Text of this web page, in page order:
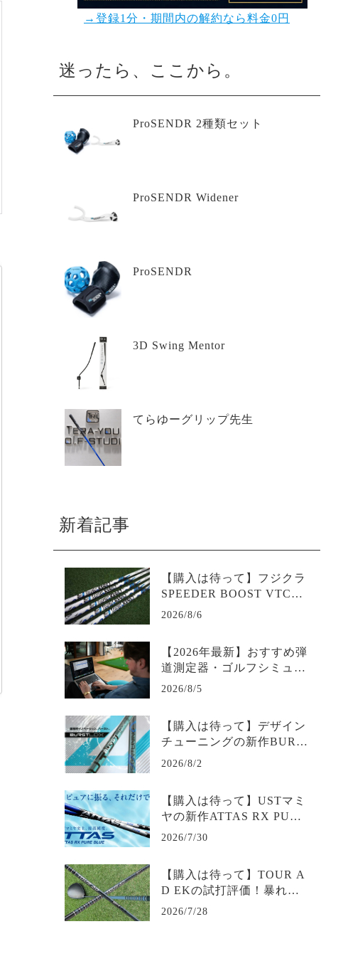
→登録1分・期間内の解約なら料金0円
迷ったら、ここから。
ProSENDR 2種類セット
ProSENDR Widener
ProSENDR
3D Swing Mentor
てらゆーグリップ先生
新着記事
【購入は待って】フジクラ
SPEEDER BOOST VTCの
試打評価は？二段階加速が
徹底解説
2026/8/6
【2026年最新】おすすめ弾
道測定器・ゴルフシミュレ
ーター比較＆選び方完全ガ
2026/8/5
【購入は待って】デザイン
チューニングの新作BURS
T LDXの試打評価は？爆発
ミ・スペック・最安値を徹
底解説
2026/8/2
【購入は待って】USTマミ
ヤの新作ATTAS RX PURE
BLUEの試打評価は？｜評
2026/7/30
【購入は待って】TOUR A
D EKの試打評価！暴れな
い先調子の評判・価格を徹
2026/7/28